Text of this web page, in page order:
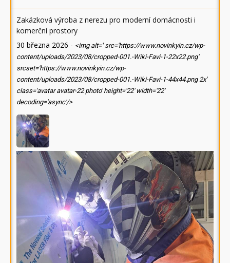
Zakázková výroba z nerezu pro moderní domácnosti i
komerční prostory
30 března 2026 - <img alt='' src='https://www.novinkyin.cz/wp-
content/uploads/2023/08/cropped-001.-Wiki-Favi-1-22x22.png'
srcset='https://www.novinkyin.cz/wp-
content/uploads/2023/08/cropped-001.-Wiki-Favi-1-44x44.png 2x'
class='avatar avatar-22 photo' height='22' width='22'
decoding='async'/>